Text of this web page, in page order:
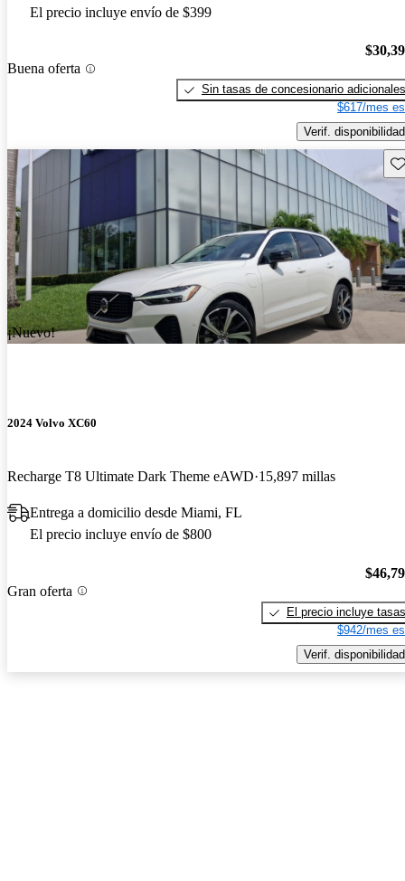
El precio incluye envío de $399
Buena oferta
Sin tasas de concesionario adicionales
$617/mes
Verif. disponibilidad
¡Nuevo!
2024 Volvo XC60
Recharge T8 Ultimate Dark Theme eAWD 15,897 millas
Entrega a domicilio desde Miami, FL
El precio incluye envío de $800
Gran oferta
El precio incluye tasas
$942/mes
Verif. disponibilidad